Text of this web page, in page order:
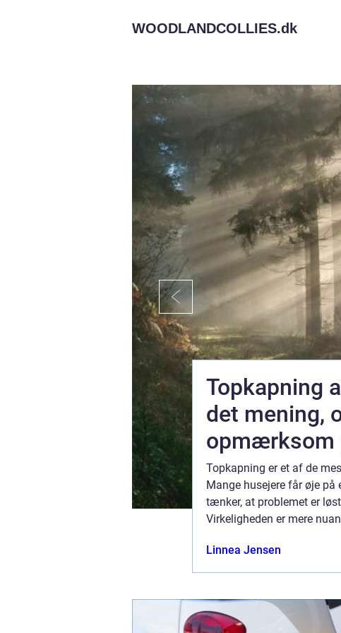
WOODLANDCOLLIES.dk
Topkapning
det mening,
opmærksom
Topkapning er et af de
Mange husejere får øje
tænker, at problemet er
Virkeligheden er mere
Linnea Jensen